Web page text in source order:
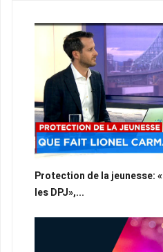
Protection de la jeunesse:
les DPJ»,...